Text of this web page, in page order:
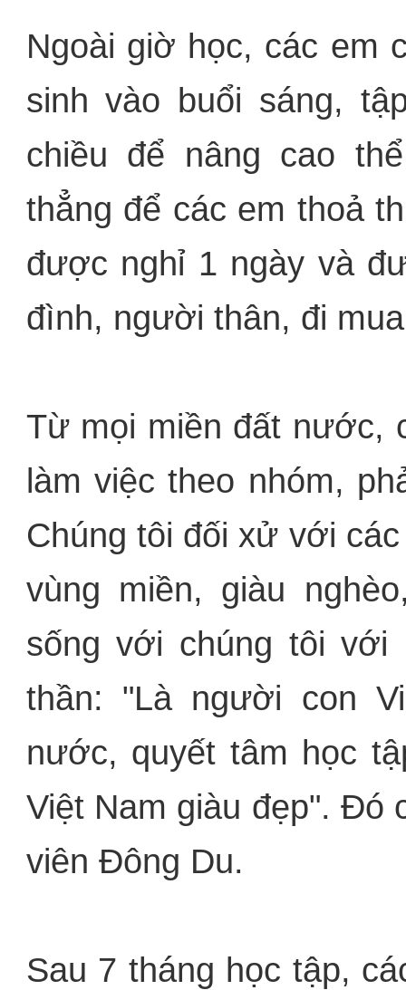
Ngoài giờ học, các em
sinh vào buổi sáng,
chiều để nâng cao
thẳng để các em thoả
được nghỉ 1 ngày và
đình, người thân, đi
Từ mọi miền đất nước,
làm việc theo nhóm,
Chúng tôi đối xử với
vùng miền, giàu
sống với chúng tôi với
thần: "Là người con
nước, quyết tâm học
Việt Nam giàu đẹp". Đó
viên Đông Du.
Sau 7 tháng học tập,